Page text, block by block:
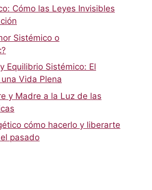
Cómo las Leyes Invisibles
Sistémico o
Equilibrio Sistémico: El
Vida Plena
y Madre a la Luz de las
cómo hacerlo y liberarte
pasado